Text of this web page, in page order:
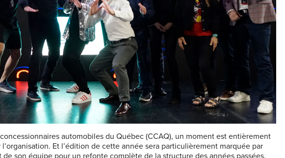
automobiles du Québec (CCAQ), un moment est entièrement
Et l’édition de cette année sera particulièrement marquée par
de son équipe pour un refonte complète de la structure des années passées.